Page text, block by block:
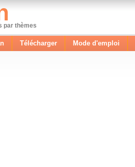
par thèmes
Télécharger Mode d'emploi